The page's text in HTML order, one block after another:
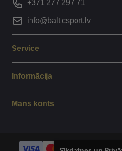
+371 277 297 71
info@balticsport.lv
Service
Informācija
Mans konts